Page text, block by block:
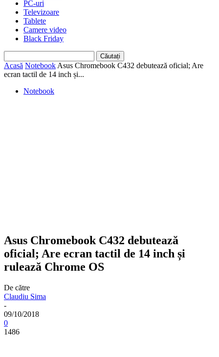
PC-uri
Televizoare
Tablete
Camere video
Black Friday
Acasă Notebook Asus Chromebook C432 debutează oficial; Are
ecran tactil de 14 inch și...
Notebook
Asus Chromebook C432 debutează
oficial; Are ecran tactil de 14 inch și
rulează Chrome OS
De către
Claudiu Sima
-
09/10/2018
0
1486